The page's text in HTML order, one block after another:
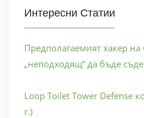
Интересни Статии
Предполагаемият хакер на
„неподходящ“ да бъде
Loop Toilet Tower Defense
г.)